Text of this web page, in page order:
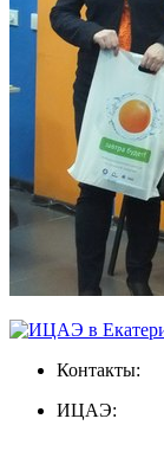
Контакты:
ИЦАЭ: